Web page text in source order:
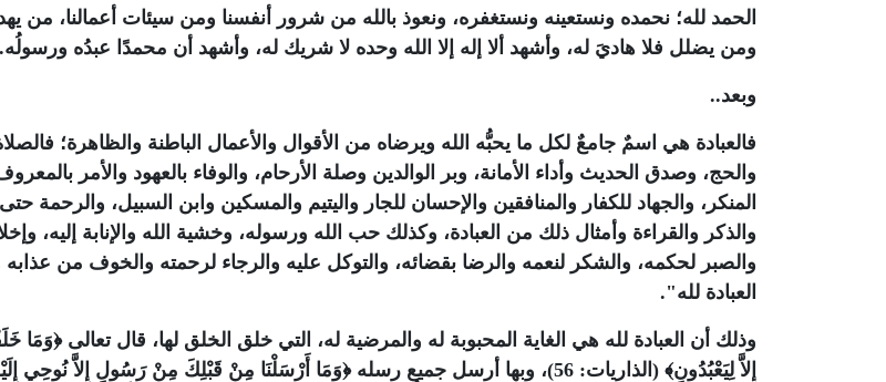
الحمد لله؛ نحمده ونستعينه ونستغفره، ونعوذ بالله من شرور أنفسنا ومن سيئات أعمالنا، من
ومن يضلل فلا هاديَ له، وأشهد ألا إله إلا الله وحده لا شريك له، وأشهد أن محمدًا عبدُه ورسولُه.
وبعد..
فالعبادة هي اسمٌ جامعٌ لكل ما يحبُّه الله ويرضاه من الأقوال والأعمال الباطنة والظاهرة؛
والحج، وصدق الحديث وأداء الأمانة، وبر الوالدين وصلة الأرحام، والوفاء بالعهود والأمر
المنكر، والجهاد للكفار والمنافقين والإحسان للجار واليتيم والمسكين وابن السبيل، والرحمة حتى
والذكر والقراءة وأمثال ذلك من العبادة، وكذلك حب الله ورسوله، وخشية الله والإنابة إليه،
والصبر لحكمه، والشكر لنعمه والرضا بقضائه، والتوكل عليه والرجاء لرحمته والخوف من
العبادة لله".
وذلك أن العبادة لله هي الغاية المحبوبة له والمرضية له، التي خلق الخلق لها، قال تعالى﴿وَمَا
إِلاَّ لِيَعْبُدُونِ﴾ (الذاريات: 56)، وبها أرسل جميع رسله
﴿وَمَا أَرْسَلْنَا مِنْ قَبْلِكَ مِنْ رَسُولٍ إِلاَّ نُوحِي إِلَيْهِ